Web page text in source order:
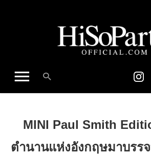
MINI Paul Smith
ตำนานแห่งอังกฤษมาบรร